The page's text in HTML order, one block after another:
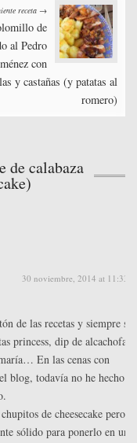
receta →
de
al Pedro
con
y castañas (y patatas al
romero)
de calabaza
30 noviembre, 2014 at 11:33
de las recetas y siempre
dip de alcachofas,
En las cenas con
blog, todavía no he hecho
de cheesecake pero lo
sólido para ponerlo en un